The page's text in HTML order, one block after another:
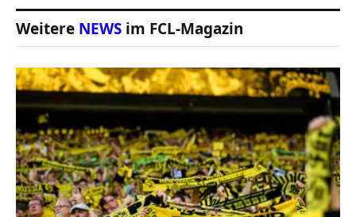
Weitere NEWS im FCL-Magazin